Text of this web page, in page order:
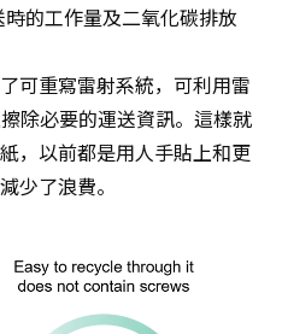
的工作量及二氧化碳排放
可重寫雷射系統，可利用雷
除必要的運送資訊。這樣就
，以前都是用人手貼上和更
少了浪費。